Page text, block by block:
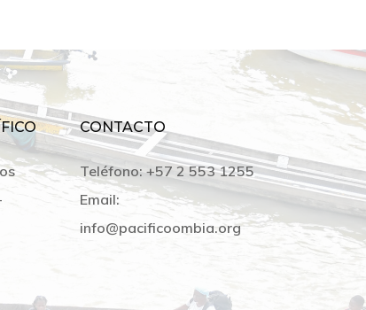
CONTACTO
Teléfono: +57 2 553 1255
Email:
info@pacificoombia.org